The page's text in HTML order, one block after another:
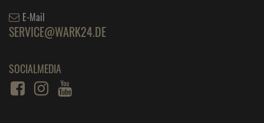
E-Mail
SERVICE@WARK24.DE
SOCIALMEDIA